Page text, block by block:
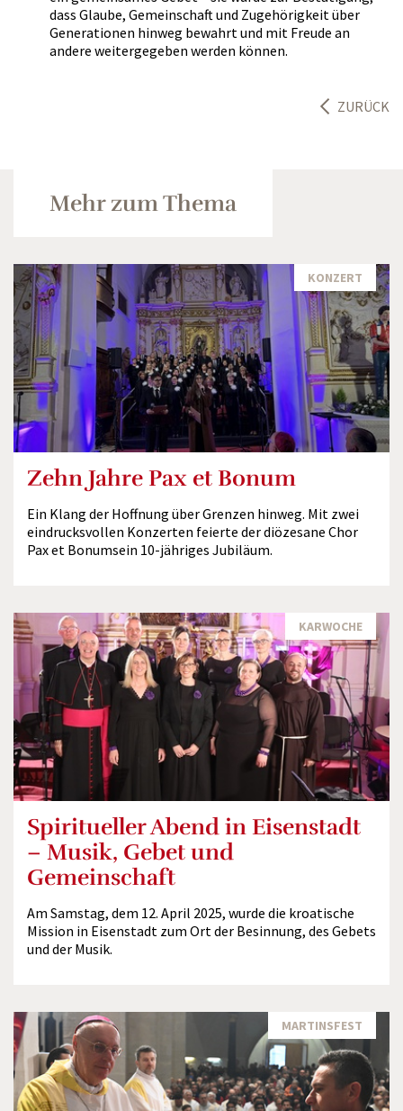
dass Glaube, Gemeinschaft und Zugehörigkeit über
Generationen hinweg bewahrt und mit Freude an
andere weitergegeben werden können.
ZURÜCK
Mehr zum Thema
KONZERT
Zehn Jahre Pax et Bonum
Ein Klang der Hoffnung über Grenzen hinweg. Mit zwei
eindrucksvollen Konzerten feierte der diözesane Chor
Pax et Bonumsein 10-jähriges Jubiläum.
KARWOCHE
Spiritueller Abend in Eisenstadt
– Musik, Gebet und
Gemeinschaft
Am Samstag, dem 12. April 2025, wurde die kroatische
Mission in Eisenstadt zum Ort der Besinnung, des Gebets
und der Musik.
MARTINSFEST